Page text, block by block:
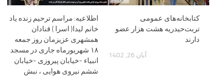
اطلاعیه: مراسم ترحیم زنده یاد
خانم لیدا( اسرا ) قنادان
همشهری عزیزمان روز جمعه
۱۸ شهریورماه جاری در مسجد
انبیاء -خیابان پیروزی -خیابان
ششم نیروی هوایی ، نبش
کتابخانه‌های عمومی
تربت‌حیدریه هشت هزار عضو
دارند
آبان 26, 1402